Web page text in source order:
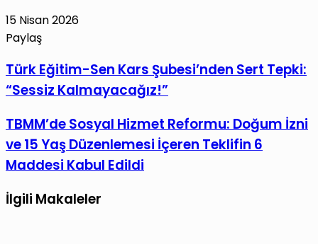
15 Nisan 2026
Paylaş
Posta
ile
Türk
Eğitim-
Kars
Şubesi’nden
Sert
Tepki:
“Sessiz
Kalmayacağız!”
Türk Eğitim-Sen Kars Şubesi’nden Sert Tepki:
“Sessiz Kalmayacağız!”
TBMM’de
Sosyal
Hizmet
Reformu:
Doğum
İzni
TBMM’de Sosyal Hizmet Reformu: Doğum İzni
ve 15 Yaş Düzenlemesi İçeren Teklifin 6
Maddesi Kabul Edildi
İlgili Makaleler